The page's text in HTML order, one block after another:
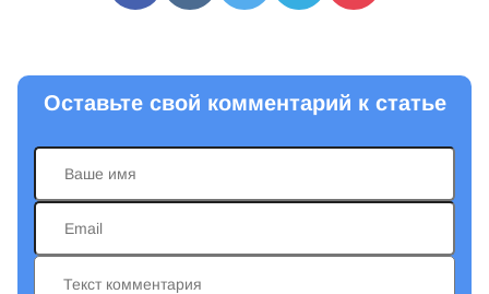
Оставьте свой комментарий к статье